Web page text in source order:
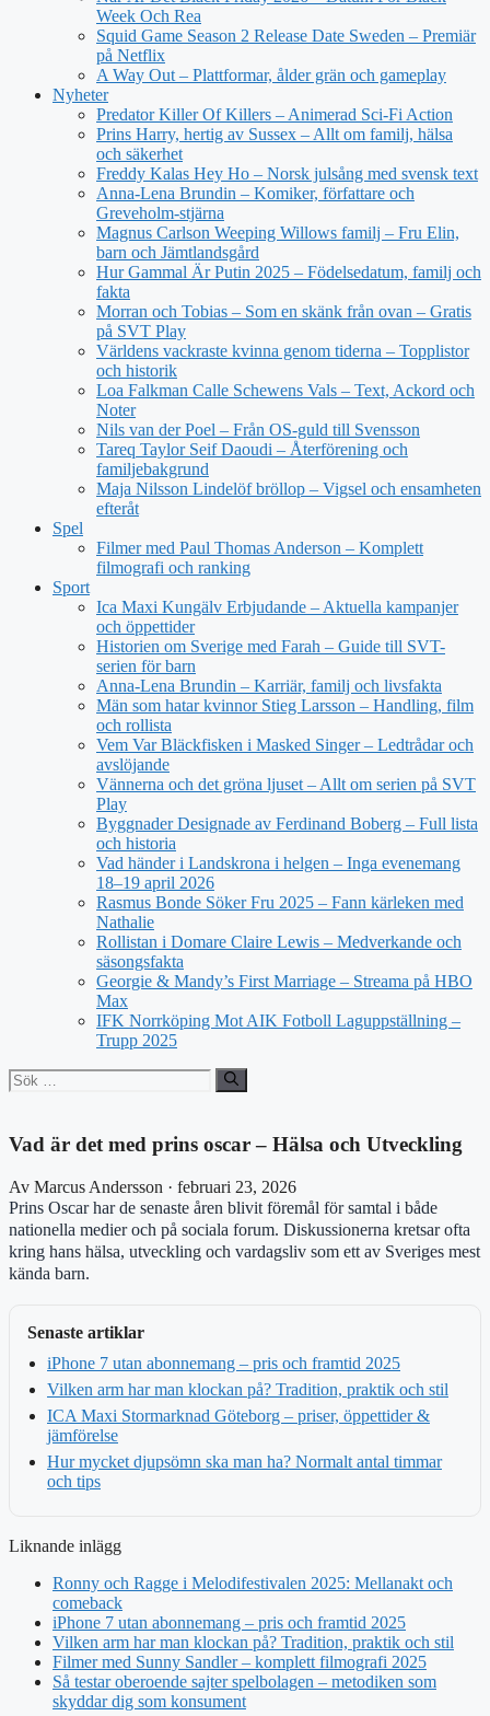
Week Och Rea
Squid Game Season 2 Release Date Sweden – Premiär
på Netflix
A Way Out – Plattformar, ålder grän och gameplay
Nyheter
Predator Killer Of Killers – Animerad Sci-Fi Action
Prins Harry, hertig av Sussex – Allt om familj, hälsa
och säkerhet
Freddy Kalas Hey Ho – Norsk julsång med svensk text
Anna-Lena Brundin – Komiker, författare och
Greveholm-stjärna
Magnus Carlson Weeping Willows familj – Fru Elin,
barn och Jämtlandsgård
Hur Gammal Är Putin 2025 – Födelsedatum, familj och
fakta
Morran och Tobias – Som en skänk från ovan – Gratis
på SVT Play
Världens vackraste kvinna genom tiderna – Topplistor
och historik
Loa Falkman Calle Schewens Vals – Text, Ackord och
Noter
Nils van der Poel – Från OS-guld till Svensson
Tareq Taylor Seif Daoudi – Återförening och
familjebakgrund
Maja Nilsson Lindelöf bröllop – Vigsel och ensamheten
efteråt
Spel
Filmer med Paul Thomas Anderson – Komplett
filmografi och ranking
Sport
Ica Maxi Kungälv Erbjudande – Aktuella kampanjer
och öppettider
Historien om Sverige med Farah – Guide till SVT-
serien för barn
Anna-Lena Brundin – Karriär, familj och livsfakta
Män som hatar kvinnor Stieg Larsson – Handling, film
och rollista
Vem Var Bläckfisken i Masked Singer – Ledtrådar och
avslöjande
Vännerna och det gröna ljuset – Allt om serien på SVT
Play
Byggnader Designade av Ferdinand Boberg – Full lista
och historia
Vad händer i Landskrona i helgen – Inga evenemang
18–19 april 2026
Rasmus Bonde Söker Fru 2025 – Fann kärleken med
Nathalie
Rollistan i Domare Claire Lewis – Medverkande och
säsongsfakta
Georgie & Mandy’s First Marriage – Streama på HBO
Max
IFK Norrköping Mot AIK Fotboll Laguppställning –
Trupp 2025
Sök
efter:
Vad är det med prins oscar – Hälsa och Utveckling
Av Marcus Andersson · februari 23, 2026
Prins Oscar har de senaste åren blivit föremål för samtal i både
nationella medier och på sociala forum. Diskussionerna kretsar ofta
kring hans hälsa, utveckling och vardagsliv som ett av Sveriges mest
kända barn.
Senaste artiklar
iPhone 7 utan abonnemang – pris och framtid 2025
Vilken arm har man klockan på? Tradition, praktik och stil
ICA Maxi Stormarknad Göteborg – priser, öppettider &
jämförelse
Hur mycket djupsömn ska man ha? Normalt antal timmar
och tips
Liknande inlägg
Ronny och Ragge i Melodifestivalen 2025: Mellanakt och
comeback
iPhone 7 utan abonnemang – pris och framtid 2025
Vilken arm har man klockan på? Tradition, praktik och stil
Filmer med Sunny Sandler – komplett filmografi 2025
Så testar oberoende sajter spelbolagen – metodiken som
skyddar dig som konsument